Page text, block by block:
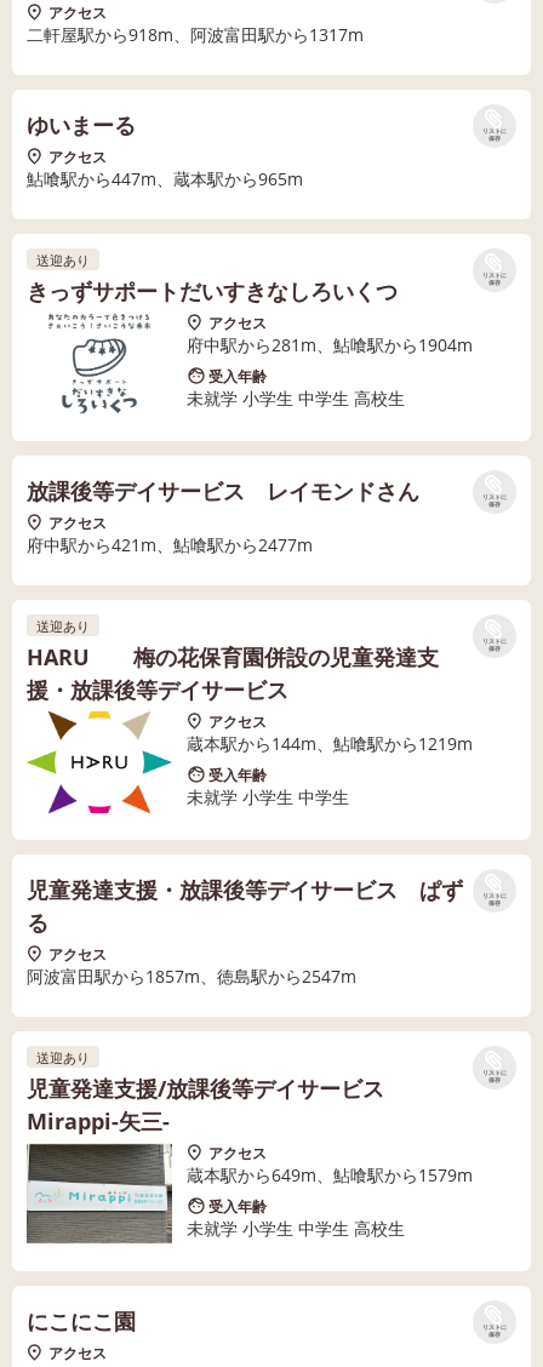
アクセス
二軒屋駅から918m、阿波富田駅から1317m
リストに
保存
ゆいまーる
アクセス
鮎喰駅から447m、蔵本駅から965m
リストに
保存
送迎あり
きっずサポートだいすきなしろいくつ
アクセス
府中駅から281m、鮎喰駅から1904m
受入年齢
未就学 小学生 中学生 高校生
リストに
保存
放課後等デイサービス レイモンドさん
アクセス
府中駅から421m、鮎喰駅から2477m
リストに
保存
送迎あり
HARU 梅の花保育園併設の児童発達支
援・放課後等デイサービス
アクセス
蔵本駅から144m、鮎喰駅から1219m
受入年齢
未就学 小学生 中学生
リストに
保存
児童発達支援・放課後等デイサービス ぱず
る
アクセス
阿波富田駅から1857m、徳島駅から2547m
リストに
保存
送迎あり
児童発達支援/放課後等デイサービス
Mirappi-矢三-
アクセス
蔵本駅から649m、鮎喰駅から1579m
受入年齢
未就学 小学生 中学生 高校生
リストに
保存
にこにこ園
アクセス